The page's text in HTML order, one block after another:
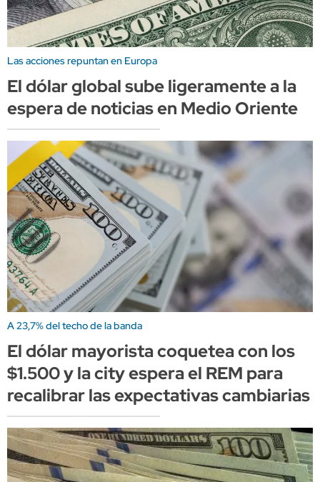
Las acciones repuntan en Europa
El dólar global sube ligeramente a la
espera de noticias en Medio Oriente
A 23,7% del techo de la banda
El dólar mayorista coquetea con los
$1.500 y la city espera el REM para
recalibrar las expectativas cambiarias